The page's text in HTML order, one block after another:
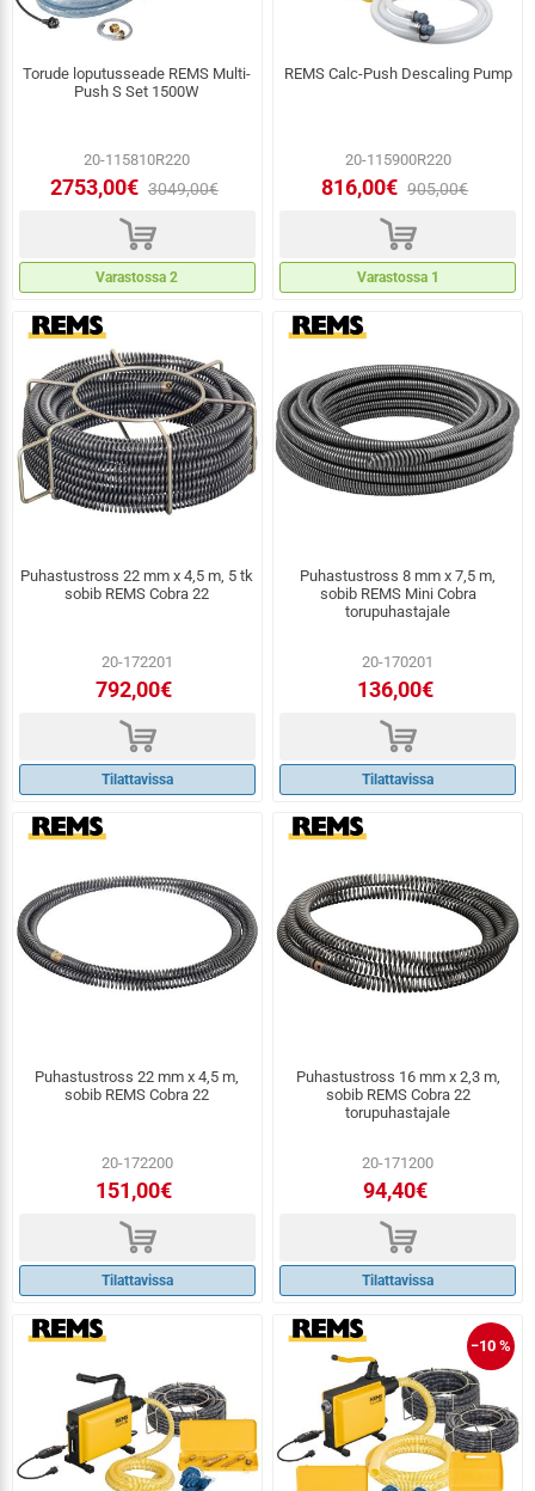
Torude loputusseade REMS Multi-
Push S Set 1500W
20-115810R220
2753,00€ 3049,00€
d
Varastossa 2
REMS Calc-Push Descaling Pump
20-115900R220
816,00€ 905,00€
d
Varastossa 1
Puhastustross 22 mm x 4,5 m, 5 tk
sobib REMS Cobra 22
20-172201
792,00€
d
Tilattavissa
Puhastustross 8 mm x 7,5 m,
sobib REMS Mini Cobra
torupuhastajale
20-170201
136,00€
d
Tilattavissa
Puhastustross 22 mm x 4,5 m,
sobib REMS Cobra 22
20-172200
151,00€
d
Tilattavissa
Puhastustross 16 mm x 2,3 m,
sobib REMS Cobra 22
torupuhastajale
20-171200
94,40€
d
Tilattavissa
−10 %